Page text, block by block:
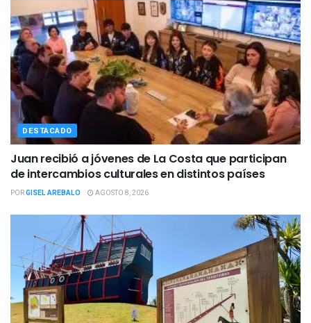
DESTACADO
Juan recibió a jóvenes de La Costa que participan
de intercambios culturales en distintos países
PORGISEL AREBALO AGOSTO 8, 2026